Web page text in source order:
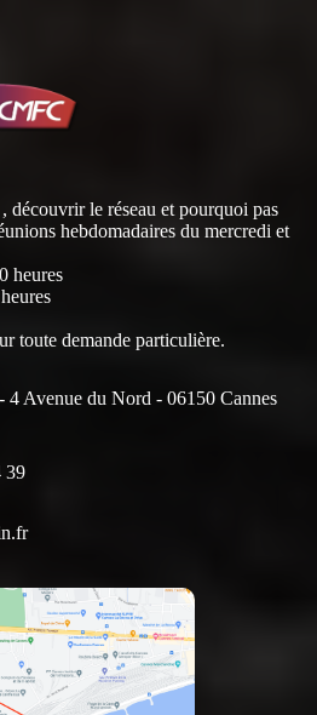
découvrir le réseau et pourquoi pas
hebdomadaires du mercredi et
heures
toute demande particulière.
4 Avenue du Nord - 06150 Cannes
39‬